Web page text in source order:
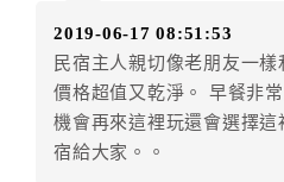
．訂房者使用「保留住宿金
店客滿，敬請及早計畫，如
件放棄訂單（住宿權益）。
．每筆訂單異動限定乙次，
得辦理取消退款。
2019-06-17 08:51:53
民宿主人親切像老朋友一
價格超值又乾淨。 早餐非
機會再來這裡玩還會選擇
宿給大家。。